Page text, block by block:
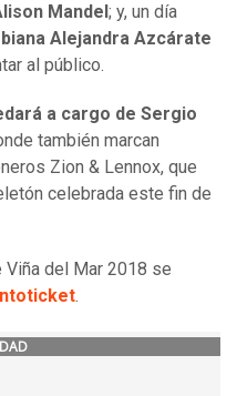
Mandel ; y, un día
Alejandra Azcárate
al público.
a cargo de Sergio
también marcan
Zion & Lennox, que
celebrada este fin de
del Mar 2018 se
.